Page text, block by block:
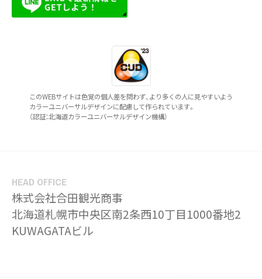
このWEBサイトは色覚の個人差を問わず、より多くの人に見やすいよう
カラーユニバーサルデザインに配慮して作られています。
（認証：北海道カラーユニバーサルデザイン機構）
HEAD OFFICE
株式会社合田観光商事
北海道札幌市中央区南2条西10丁目1000番地2
KUWAGATAビル